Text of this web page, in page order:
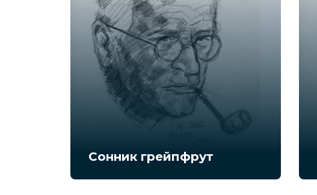
Сонник грейпфрут